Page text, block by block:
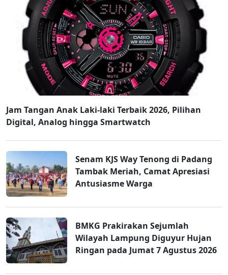
Jam Tangan Anak Laki-laki Terbaik 2026, Pilihan
Digital, Analog hingga Smartwatch
Senam KJS Way Tenong di Padang
Tambak Meriah, Camat Apresiasi
Antusiasme Warga
BMKG Prakirakan Sejumlah
Wilayah Lampung Diguyur Hujan
Ringan pada Jumat 7 Agustus 2026